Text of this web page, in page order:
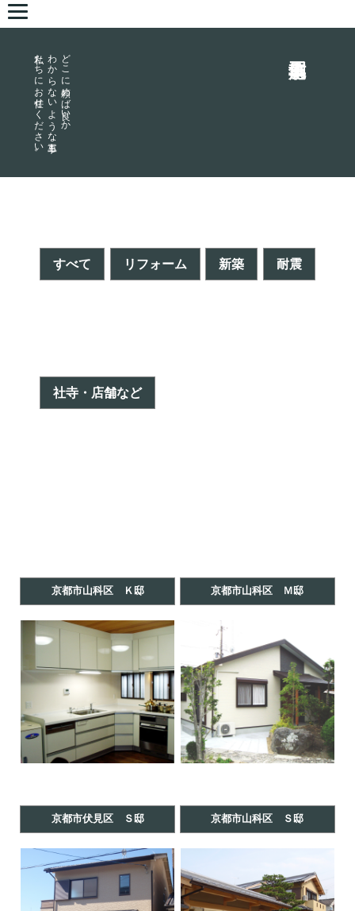
どこに頼めば良いか
わからないような工事も
私たちにお任せください。
すべて リフォーム 新築 耐震
社寺・店舗など
京都市山科区 Ｋ邸 京都市山科区 Ｍ邸
京都市伏見区 Ｓ邸 京都市山科区 Ｓ邸